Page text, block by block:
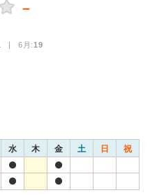
－
| 6月:19
水 木 金 土 日 祝